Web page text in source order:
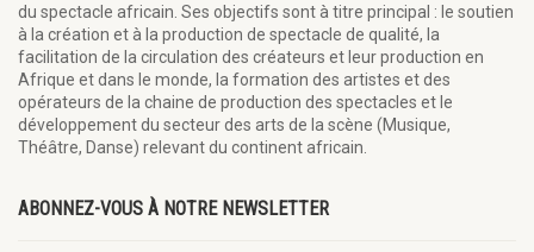
du spectacle africain. Ses objectifs sont à titre principal : le soutien
à la création et à la production de spectacle de qualité, la
facilitation de la circulation des créateurs et leur production en
Afrique et dans le monde, la formation des artistes et des
opérateurs de la chaine de production des spectacles et le
développement du secteur des arts de la scène (Musique,
Théâtre, Danse) relevant du continent africain.
ABONNEZ-VOUS À NOTRE NEWSLETTER